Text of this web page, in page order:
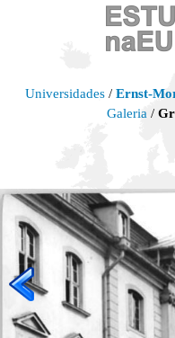
Universidades/ Ernst-
Galeria /